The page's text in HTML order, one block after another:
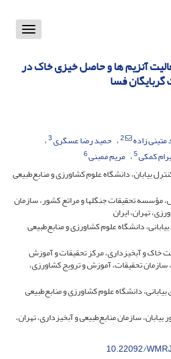
Toggle
آنزیم ها و حاصل خیزی خاک در
فسا
زاده 2 حمید رضا عسگری3
کمکی5 مریم ممبنی6
بیابان، دانشگاه علوم کشاورزی و منابع‌طبیعی
مؤسسه تحقیقات جنگلها و مراتع کشور، سازمان
تهران، ایران
دانشگاه علوم کشاورزی و منابع‌طبیعی
خاک و آبخیزداری، مرکز تحقیقات و آموزش
تحقیقات، آموزش و ترویج کشاورزی،
دانشگاه علوم کشاورزی و منابع‌طبیعی
بیابان، سازمان منابع‌طبیعی و آبخیزداری، تهران،
10.22092/